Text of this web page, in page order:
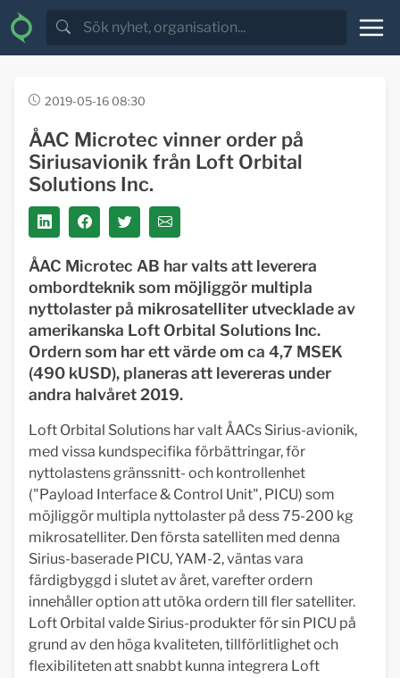
2019-05-16 08:30
ÅAC Microtec vinner order på
Siriusavionik från Loft Orbital
Solutions Inc.
ÅAC Microtec AB har valts att leverera
ombordteknik som möjliggör multipla
nyttolaster på mikrosatelliter utvecklade av
amerikanska Loft Orbital Solutions Inc.
Ordern som har ett värde om ca 4,7 MSEK
(490 kUSD), planeras att levereras under
andra halvåret 2019.
Loft Orbital Solutions har valt ÅACs Sirius-avionik,
med vissa kundspecifika förbättringar, för
nyttolastens gränssnitt- och kontrollenhet
("Payload Interface & Control Unit", PICU) som
möjliggör multipla nyttolaster på dess 75-200 kg
mikrosatelliter. Den första satelliten med denna
Sirius-baserade PICU, YAM-2, väntas vara
färdigbyggd i slutet av året, varefter ordern
innehåller option att utöka ordern till fler satelliter.
Loft Orbital valde Sirius-produkter för sin PICU på
grund av den höga kvaliteten, tillförlitlighet och
flexibiliteten att snabbt kunna integrera Loft